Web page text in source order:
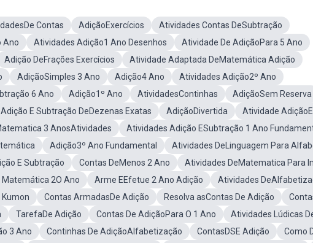
Contas AdiçãoExercícios
Atividades Contas DeSubtração
Ano
Atividades Adição1 Ano Desenhos
Atividade De AdiçãoPara 5 Ano
Adição DeFrações Exercícios
Atividade Adaptada DeMatemática Adição
AdiçãoSimples 3 Ano Adição4 Ano
Atividades Adição2º Ano
6 Ano
Adição1º Ano AtividadesContinhas
AdiçãoSem Reserva
Adição E Subtração DeDezenas Exatas AdiçãoDivertida
Atividade
3 AnosAtividades
Atividades Adição ESubtração 1 Ano
Adição3º Ano Fundamental
Atividades DeLinguagem Para
E Subtração
Contas DeMenos 2 Ano
Atividades DeMatematica Para
2O Ano
Arme EEfetue 2 Ano Adição
Atividades
Contas ArmadasDe Adição Resolva asContas De Adição
TarefaDe Adição Contas De AdiçãoPara O 1 Ano
Atividades Lúdicas
3 Ano
Continhas De AdiçãoAlfabetização ContasDSE Adição
Como